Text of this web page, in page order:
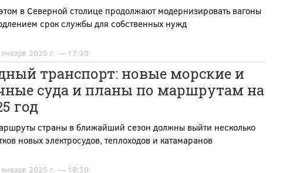
в Северной столице продолжают модернизировать вагоны
срок службы для собственных нужд
2025 г. — 17:30
транспорт: новые морские и
суда и планы по маршрутам на
год
страны в ближайший сезон должны выйти несколько
новых электросудов, теплоходов и катамаранов
2025 г. — 18:50